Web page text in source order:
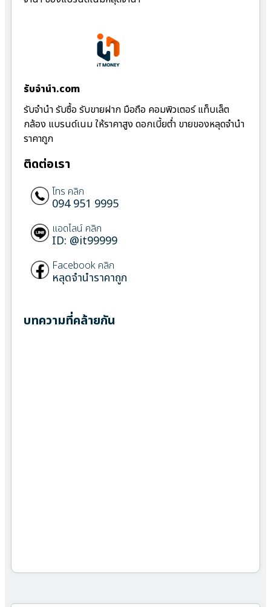
รับจํานํา.com
รับจำนำ รับซื้อ รับขายฝาก มือถือ คอมพิวเตอร์ แท็บเล็ต
กล้อง แบรนด์เนม ให้ราคาสูง ดอกเบี้ยต่ำ ขายของหลุดจำนำ
ราคาถูก
ติดต่อเรา
โทร คลิก
094 951 9995
แอดไลน์ คลิก
ID: @it99999
Facebook คลิก
หลุดจำนำราคาถูก
บทความที่คล้ายกัน